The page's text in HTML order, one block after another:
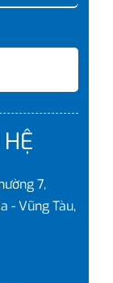
7,
- Vũng Tàu,